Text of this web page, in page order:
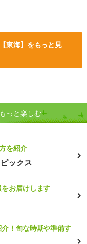
東海】をもっと見
っと楽しむ
を紹介
ックス
お届けします
！旬な時期や準備す